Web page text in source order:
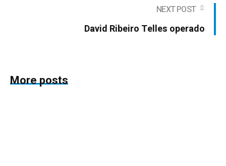
NEXT POST
David Ribeiro Telles operado
More posts